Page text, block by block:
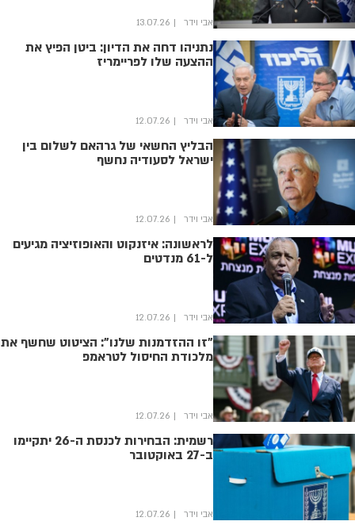
אבי וידר 13.07.26
נתניהו דחה את הדיון: ביטן הפיץ את
ההצעה שלו לפריימריז
אבי וידר 12.07.26
הבליץ החשאי של גרהאם לשלום בין
ישראל לסעודיה נחשף
אבי וידר 12.07.26
לראשונה: איזנקוט והאופוזיציה מגיעים
ל-61 מנדטים
אבי וידר 12.07.26
"זו ההזדמנות שלנו": הציטוט שחשף את
מלכודת החיסול לטראמפ
אבי וידר 12.07.26
רשמית: הבחירות לכנסת ה-26 יתקיימו
ב-27 באוקטובר
אבי וידר 12.07.26